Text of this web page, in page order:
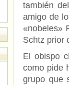
también
amigo de
«nobeles»
Schtz prior
El obispo
como pide
grupo que